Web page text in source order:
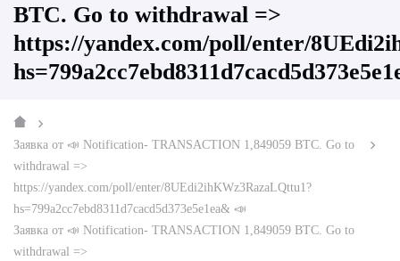
BTC. Go to withdrawal =>
https://yandex.com/poll/enter/
Заявка от 📣 Notification- TRANSACTION 1,849059 BTC. Go to
withdrawal =>
https://yandex.com/poll/enter/8UEdi2ihKWz3RazaLQttu1?
hs=799a2cc7ebd8311d7cacd5d373e5e1ea& 📣
Заявка от 📣 Notification- TRANSACTION 1,849059 BTC. Go to
withdrawal =>